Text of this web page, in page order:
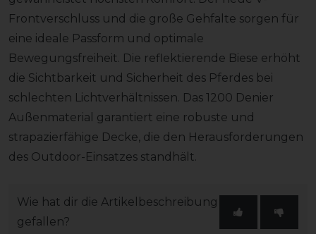
Frontverschluss und die große Gehfalte sorgen für
eine ideale Passform und optimale
Bewegungsfreiheit. Die reflektierende Biese erhöht
die Sichtbarkeit und Sicherheit des Pferdes bei
schlechten Lichtverhältnissen. Das 1200 Denier
Außenmaterial garantiert eine robuste und
strapazierfähige Decke, die den Herausforderungen
des Outdoor-Einsatzes standhält.
Wie hat dir die Artikelbeschreibung
gefallen?